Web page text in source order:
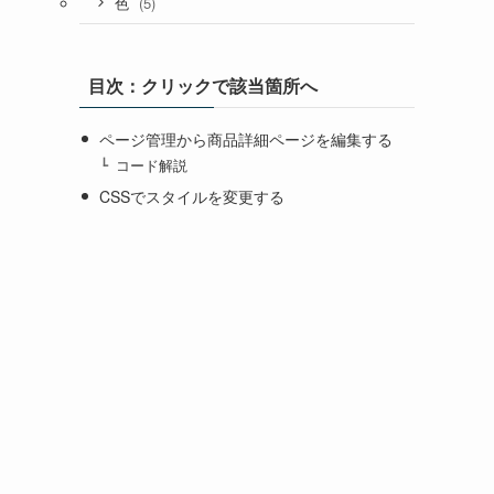
目次：クリックで該当箇所へ
ページ管理から商品詳細ページを編集する
コード解説
CSSでスタイルを変更する